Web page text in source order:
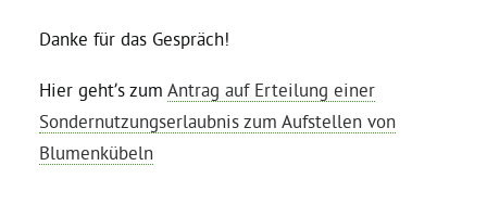
Danke für das Gespräch!
Hier geht’s zum Antrag auf Erteilung einer
Sondernutzungserlaubnis zum Aufstellen von
Blumenkübeln